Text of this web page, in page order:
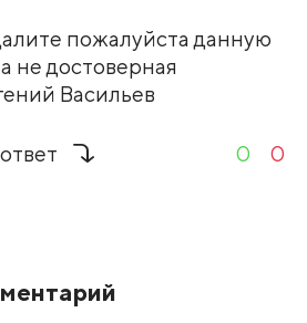
все пожалуйста данную
не достоверная
Васильев
ответ 0 0